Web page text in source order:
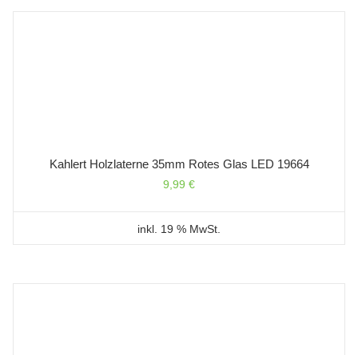
Kahlert Holzlaterne 35mm Rotes Glas LED 19664
9,99 €
inkl. 19 % MwSt.